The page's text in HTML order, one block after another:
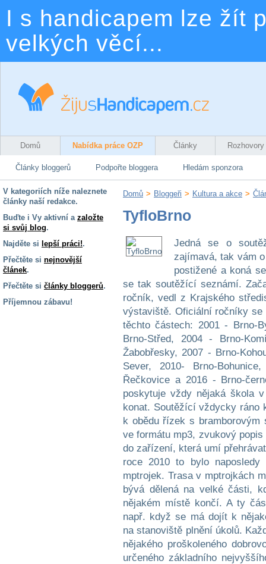
I s handicapem lze žít
velkých věcí...
Domů Nabídka práce OZP Články Rozhovory
Články bloggerů Podpořte bloggera Hledám sponzora
V kategoriích níže naleznete
články naší redakce.
Buďte i Vy aktivní a založte
si svůj blog.
Najděte si lepší práci!.
Přečtěte si nejnovější
článek.
Přečtěte si články bloggerů.
Příjemnou zábavu!
Domů > Bloggeři > Kultura a akce >
TyfloBrno
Jedná se o
zajímavá, tak vám
postižené a koná
se tak soutěžící seznámí.
ročník, vedl z Krajského
výstaviště. Oficiální ročníky se
těchto částech: 2001 - Brno-
Brno-Střed, 2004 - Brno-
Žabobřesky, 2007 - Brno-
Sever, 2010- Brno-
Řečkovice a 2016 - Brno-
poskytuje vždy nějaká škola
konat. Soutěžící vždycky ráno
k obědu řízek s bramborovým
ve formátu mp3, zvukový
do zařízení, která umí
roce 2010 to bylo
mptrojek. Trasa v mptrojkách
bývá dělená na velké části,
nějakém místě končí. A ty
např. když se má dojít k
na stanoviště plnění úkolů.
nějakého proškoleného
určeného základního